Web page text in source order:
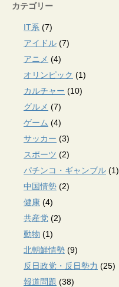
カテゴリー
IT系 (7)
アイドル (7)
アニメ (4)
オリンピック (1)
カルチャー (10)
グルメ (7)
ゲーム (4)
サッカー (3)
スポーツ (2)
パチンコ・ギャンブル (1)
中国情勢 (2)
健康 (4)
共産党 (2)
動物 (1)
北朝鮮情勢 (9)
反日政党・反日勢力 (25)
報道問題 (38)